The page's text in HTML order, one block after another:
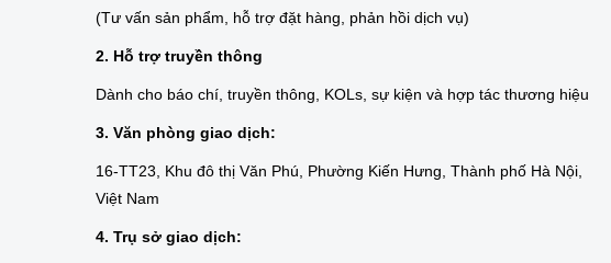
(Tư vấn sản phẩm, hỗ trợ đặt hàng, phản hồi dịch vụ)
2. Hỗ trợ truyền thông
Dành cho báo chí, truyền thông, KOLs, sự kiện và hợp tác thương hiệu
3. Văn phòng giao dịch:
16-TT23, Khu đô thị Văn Phú, Phường Kiến Hưng, Thành phố Hà Nội,
Việt Nam
4. Trụ sở giao dịch: